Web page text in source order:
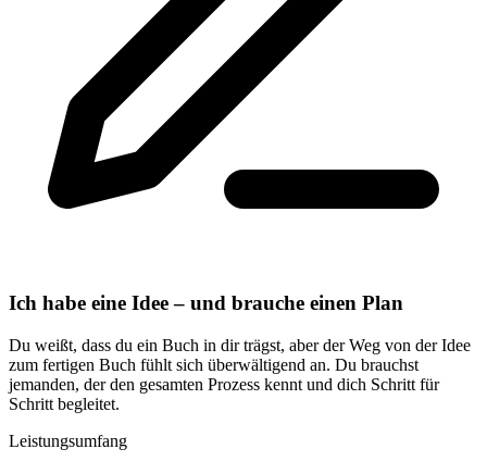
Ich habe eine Idee – und brauche einen Plan
Du weißt, dass du ein Buch in dir trägst, aber der Weg von der Idee
zum fertigen Buch fühlt sich überwältigend an. Du brauchst
jemanden, der den gesamten Prozess kennt und dich Schritt für
Schritt begleitet.
Leistungsumfang